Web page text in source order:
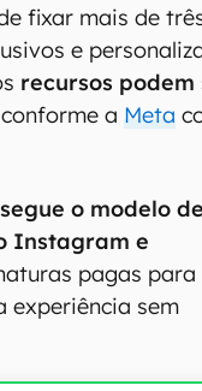
fixar mais de
e
recursos podem
a Meta
segue o modelo de
Instagram e
pagas para
experiência sem